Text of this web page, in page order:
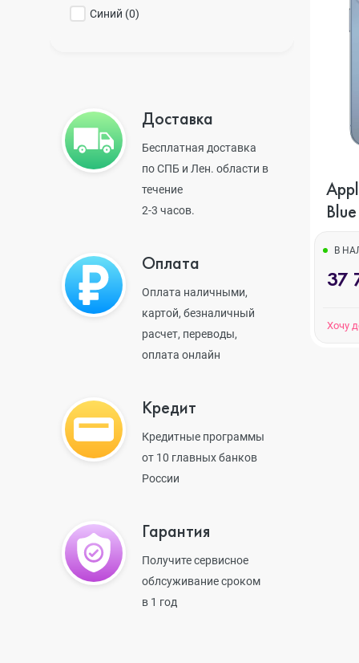
Синий (0)
Доставка
Бесплатная доставка
по СПБ и Лен. области в
течение
2-3 часов.
Оплата
Оплата наличными,
картой, безналичный
расчет, переводы,
оплата онлайн
Кредит
Кредитные программы
от 10 главных банков
России
Гарантия
Получите сервисное
облсуживание сроком
в 1 год
Blue
В
37
Хочу